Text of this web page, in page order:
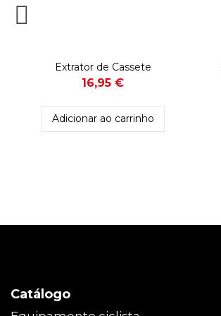
Extrator de Cassete
16,95 €
Adicionar ao carrinho
Catálogo